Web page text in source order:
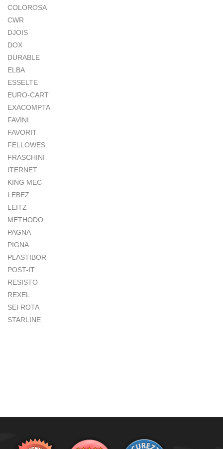
COLOROSA
CWR
DJOIS
DOX
DURABLE
ELBA
ESSELTE
EURO-CART
EXACOMPTA
FAVINI
FAVORIT
FELLOWES
FRASCHINI
ITERNET
KING MEC
LEBEZ
LEITZ
METHODO
PAGNA
PIGNA
PLASTIBOR
POST-IT
RESISTO
REXEL
SEI ROTA
STARLINE